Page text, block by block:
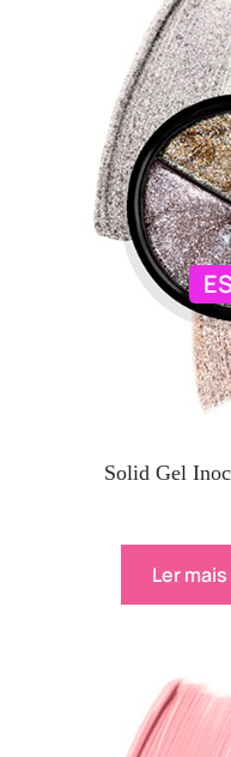
Solid Gel
Ler mais